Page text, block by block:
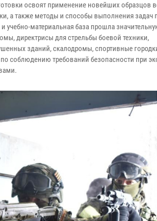
освоят применение новейших образцов
а также методы и способы выполнения задач
учебно-материальная база прошла
директрисы для стрельбы боевой техники,
зданий, скалодромы, спортивные
соблюдению требований безопасности при